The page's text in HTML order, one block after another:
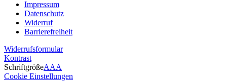
Impressum
Datenschutz
Widerruf
Barrierefreiheit
Widerrufsformular
Kontrast
SchriftgrößeAAA
Cookie Einstellungen